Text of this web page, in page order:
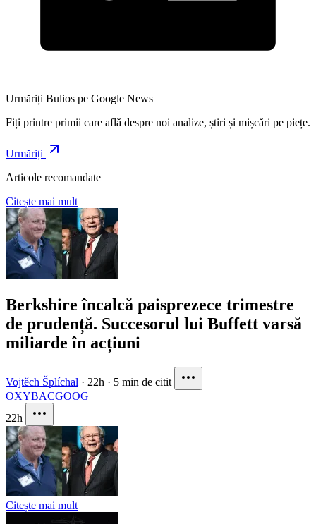
Urmăriți Bulios pe Google News
Fiți printre primii care află despre noi analize, știri și mișcări pe piețe.
Urmăriți
Articole recomandate
Citește mai mult
Berkshire încalcă paisprezece trimestre
de prudență. Succesorul lui Buffett varsă
miliarde în acțiuni
Vojtěch Šplíchal · 22h · 5 min de citit
OXYBACGOOG
22h
Citește mai mult